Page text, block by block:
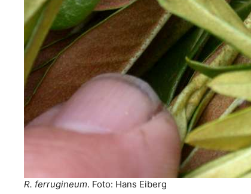
R. ferrugineum. Foto: Hans Eiberg